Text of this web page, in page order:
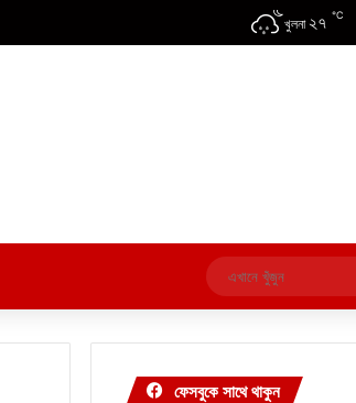
খুলনা ২৭ ℃
ফেসবুকে সাথে থাকুন